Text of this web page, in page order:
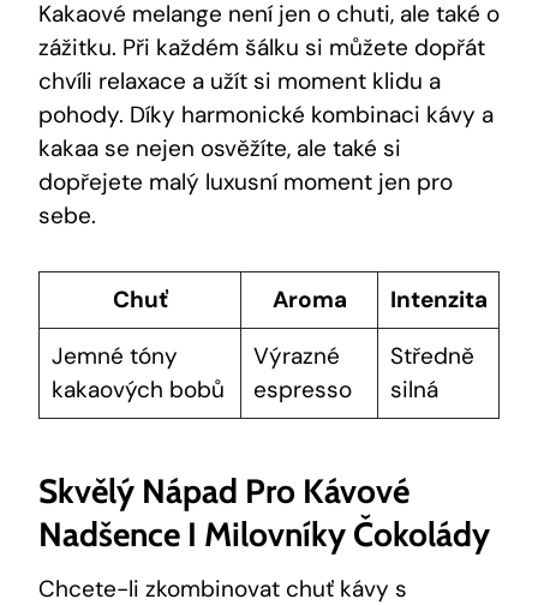
Kakaové⁣ melange‌ není‍ jen o chuti, ‍ale také o
zážitku. Při každém šálku⁢ si můžete dopřát
chvíli ‌relaxace a‌ užít si moment⁢ klidu a
pohody. Díky harmonické kombinaci kávy ‍a
kakaa se nejen⁣ osvěžíte, ale ​také si
dopřejete malý luxusní ​moment jen pro​
sebe.
Chuť Aroma
Intenzita
Jemné tóny
kakaových bobů
Výrazné
espresso
Středně⁤
silná
Skvělý Nápad Pro Kávové
Nadšence I Milovníky Čokolády
Chcete-li zkombinovat chuť kávy s